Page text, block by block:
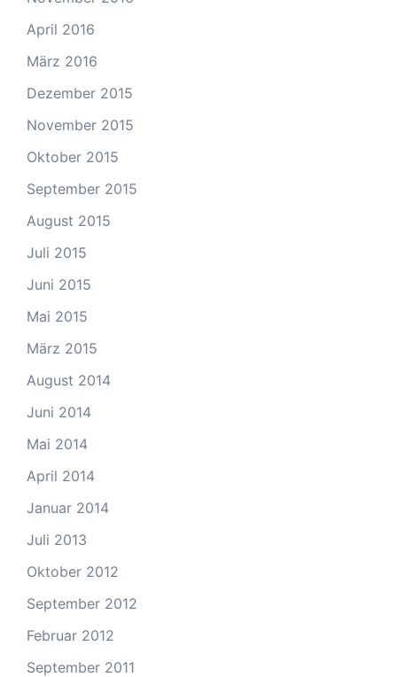
April 2016
März 2016
Dezember 2015
November 2015
Oktober 2015
September 2015
August 2015
Juli 2015
Juni 2015
Mai 2015
März 2015
August 2014
Juni 2014
Mai 2014
April 2014
Januar 2014
Juli 2013
Oktober 2012
September 2012
Februar 2012
September 2011